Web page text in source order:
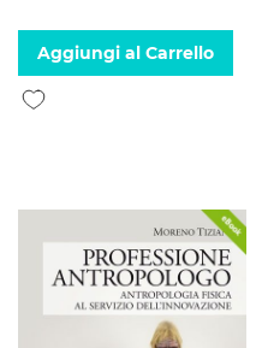
Aggiungi al Carrello
Aggiungi alla lista desideri